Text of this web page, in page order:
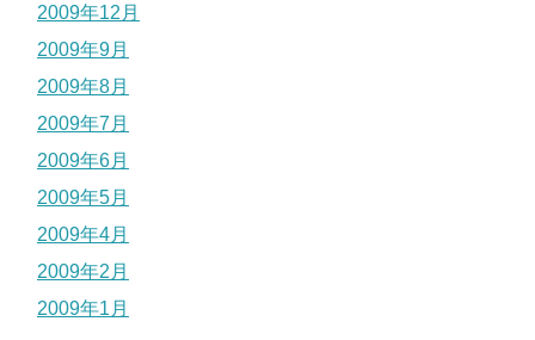
2009年12月
2009年9月
2009年8月
2009年7月
2009年6月
2009年5月
2009年4月
2009年2月
2009年1月